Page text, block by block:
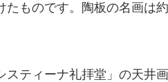
たものです。陶板の名画は
ティーナ礼拝堂」の天井